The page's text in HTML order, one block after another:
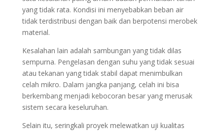
yang tidak rata. Kondisi ini menyebabkan beban air
tidak terdistribusi dengan baik dan berpotensi merobek
material.
Kesalahan lain adalah sambungan yang tidak dilas
sempurna. Pengelasan dengan suhu yang tidak sesuai
atau tekanan yang tidak stabil dapat menimbulkan
celah mikro. Dalam jangka panjang, celah ini bisa
berkembang menjadi kebocoran besar yang merusak
sistem secara keseluruhan.
Selain itu, seringkali proyek melewatkan uji kualitas